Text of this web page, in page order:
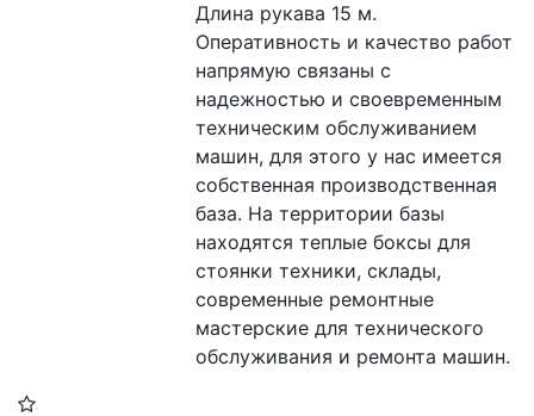
Длина рукава 15 м.
Оперативность и качество работ
напрямую связаны с
надежностью и своевременным
техническим обслуживанием
машин, для этого у нас имеется
собственная производственная
база. На территории базы
находятся теплые боксы для
стоянки техники, склады,
современные ремонтные
мастерские для технического
обслуживания и ремонта машин.